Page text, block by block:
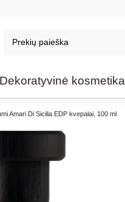
Dekoratyvinė kosmetika
Amari Di Sicilia EDP kvepalai, 100 ml